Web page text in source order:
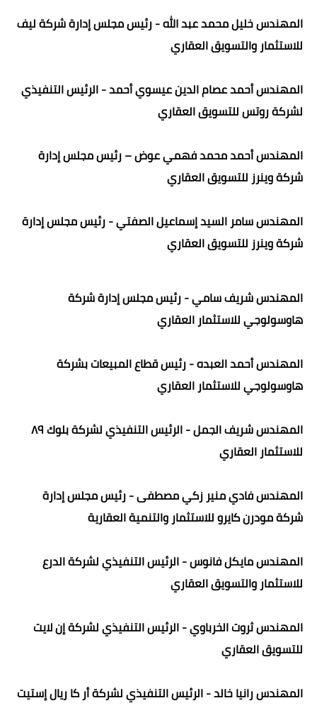
المهندس خليل محمد عبد الله - رئيس مجلس إدارة شركة ليف
للاستثمار والتسويق العقاري
المهندس أحمد عصام الدين عيسوي أحمد - الرئيس التنفيذي
لشركة روتس للتسويق العقاري
المهندس أحمد محمد فهمي عوض – رئيس مجلس إدارة
شركة وينرز للتسويق العقاري
المهندس سامر السيد إسماعيل الصفتي - رئيس مجلس إدارة
شركة وينرز للتسويق العقاري
المهندس شريف سامي - رئيس مجلس إدارة شركة
هاوسولوجي للاستثمار العقاري
المهندس أحمد العبده - رئيس قطاع المبيعات بشركة
هاوسولوجي للاستثمار العقاري
المهندس شريف الجمل - الرئيس التنفيذي لشركة بلوك ٨٩
للاستثمار العقاري
المهندس فادي منير زكي مصطفى - رئيس مجلس إدارة
شركة مودرن كايرو للاستثمار والتنمية العقارية
المهندس مايكل فانوس - الرئيس التنفيذي لشركة الدرع
للاستثمار والتسويق العقاري
المهندس ثروت الخرباوي - الرئيس التنفيذي لشركة إن لايت
للتسويق العقاري
المهندس رانيا خالد - الرئيس التنفيذي لشركة أر كا ريال إستيت